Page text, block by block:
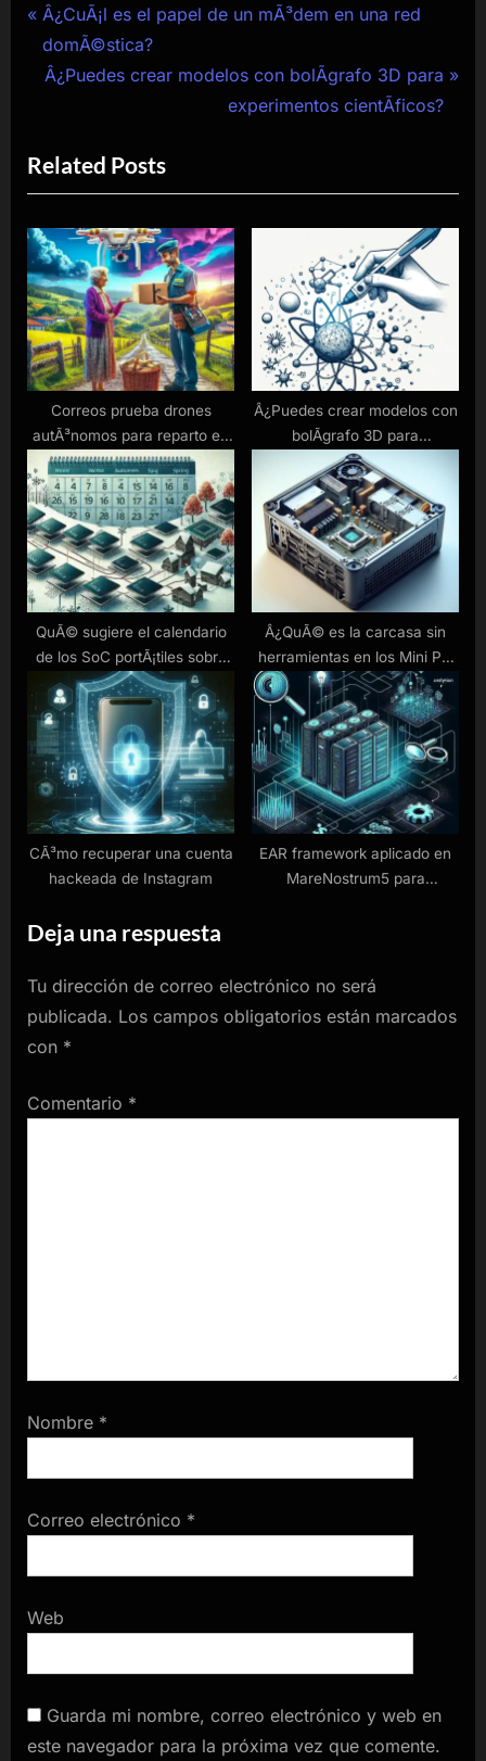
Navegación
de
P
r
e
o
u
s
P
o
s
t
:
Â¿CuÃ¡l es el papel de un mÃ³dem en una red
domÃ©stica?
N
t
P
o
s
t
:
Â¿Puedes crear modelos con bolÃ­grafo 3D para
experimentos cientÃ­ficos?
Related Posts
Correos prueba drones
autÃ³nomos para reparto en
zonas rurales de Galicia
Â¿Puedes crear modelos con
bolÃ­grafo 3D para
experimentos cientÃ­ficos?
QuÃ© sugiere el calendario
de los SoC portÃ¡tiles sobre
los lanzamientos del 4.Âº
trimestre de 2025 al 1.Âº
trimestre de 2026
Â¿QuÃ© es la carcasa sin
herramientas en los Mini PC
Sapphire Edge AI?
CÃ³mo recuperar una cuenta
hackeada de Instagram
EAR framework aplicado en
MareNostrum5 para
Deja una respuesta
Tu dirección de correo electrónico no será
publicada. Los campos obligatorios están marcados
con *
Comentario *
Nombre *
Correo electrónico *
Web
Guarda mi nombre, correo electrónico y web en
este navegador para la próxima vez que comente.